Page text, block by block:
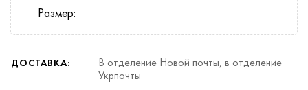
Размер:
ДОСТАВКА:
В отделение Новой почты, в отделение
Укрпочты